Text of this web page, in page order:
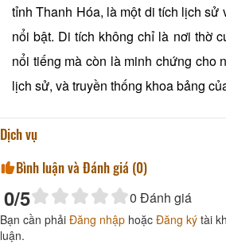
tỉnh Thanh Hóa, là một di tích lịch sử
nổi bật. Di tích không chỉ là nơi thờ
nổi tiếng mà còn là minh chứng cho
lịch sử, và truyền thống khoa bảng
Dịch vụ
Bình luận và Đánh giá (0)
0/5 0 Đánh giá
Bạn cần phải Đăng nhập hoặc Đăng ký tài
luận.